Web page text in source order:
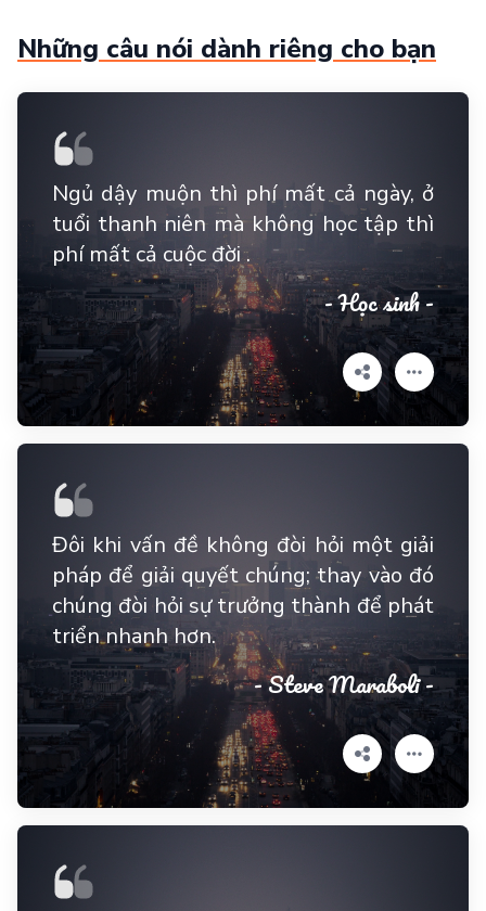
Những câu nói dành riêng cho bạn
Ngủ dậy muộn thì phí mất cả ngày, ở
tuổi thanh niên mà không học tập thì
phí mất cả cuộc đời .
- Học sinh -
Đôi khi vấn đề không đòi hỏi một giải
pháp để giải quyết chúng; thay vào đó
chúng đòi hỏi sự trưởng thành để phát
triển nhanh hơn.
- Steve Maraboli -